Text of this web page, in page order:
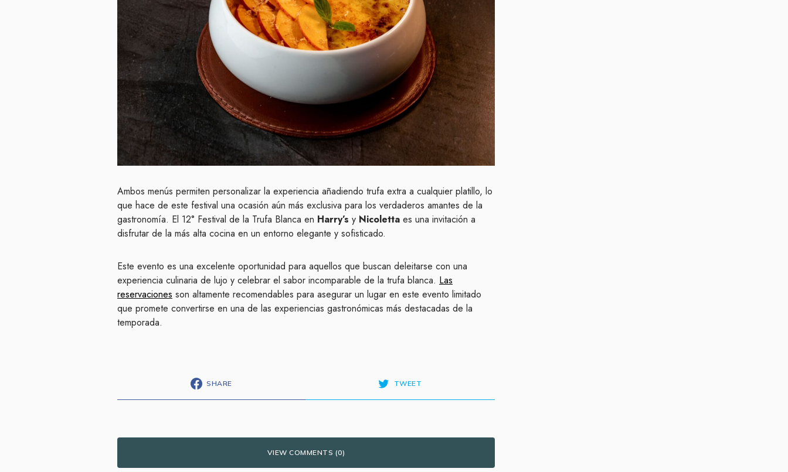
Ambos menús permiten personalizar la experiencia añadiendo trufa extra a cualquier platillo, lo
que hace de este festival una ocasión aún más exclusiva para los verdaderos amantes de la
gastronomía. El 12° Festival de la Trufa Blanca en Harry’s y Nicoletta es una invitación a
disfrutar de la más alta cocina en un entorno elegante y sofisticado.
Este evento es una excelente oportunidad para aquellos que buscan deleitarse con una
experiencia culinaria de lujo y celebrar el sabor incomparable de la trufa blanca. Las
reservaciones son altamente recomendables para asegurar un lugar en este evento limitado
que promete convertirse en una de las experiencias gastronómicas más destacadas de la
temporada.
SHARE TWEET
VIEW COMMENTS (0)